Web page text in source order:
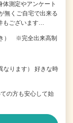
測定やアンケート
無くご自宅で出来る
もございます…
） ※完全出来高制
なります） 好きな時
の方も安心して始